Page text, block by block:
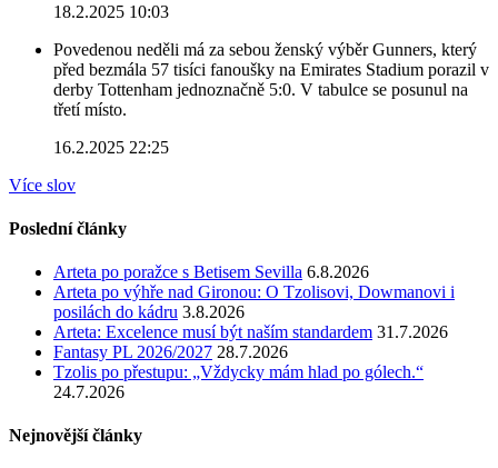
18.2.2025 10:03
Povedenou neděli má za sebou ženský výběr Gunners, který
před bezmála 57 tisíci fanoušky na Emirates Stadium porazil v
derby Tottenham jednoznačně 5:0. V tabulce se posunul na
třetí místo.
16.2.2025 22:25
Více slov
Poslední články
Arteta po poražce s Betisem Sevilla 6.8.2026
Arteta po výhře nad Gironou: O Tzolisovi, Dowmanovi i
posilách do kádru 3.8.2026
Arteta: Excelence musí být naším standardem 31.7.2026
Fantasy PL 2026/2027 28.7.2026
Tzolis po přestupu: „Vždycky mám hlad po gólech.“
24.7.2026
Nejnovější články